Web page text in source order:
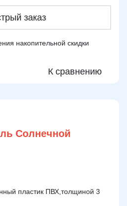
заказ
накопительной скидки
К сравнению
Солнечной
пластик ПВХ,толщиной 3